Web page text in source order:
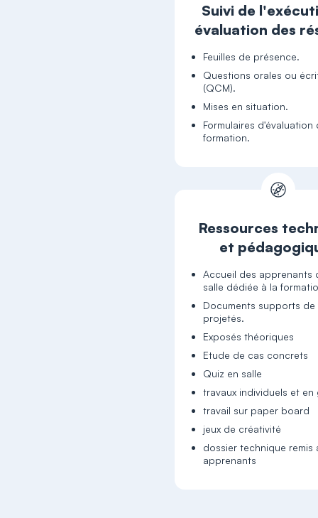
Suivi de
évaluation des
Feuilles de présence.
Questions orales ou
(QCM).
Mises en situation.
Formulaires d'évaluation
formation.
Ressources
et
Accueil des apprenants
salle dédiée à la
Documents supports
projetés.
Exposés théoriques
Etude de cas concrets
Quiz en salle
travaux individuels et
travail sur paper board
jeux de créativité
dossier technique remis
apprenants